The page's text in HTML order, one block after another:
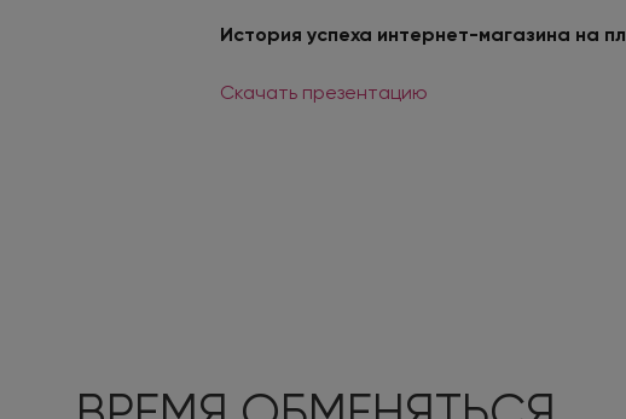
История успеха интернет-магазина на
Скачать презентацию